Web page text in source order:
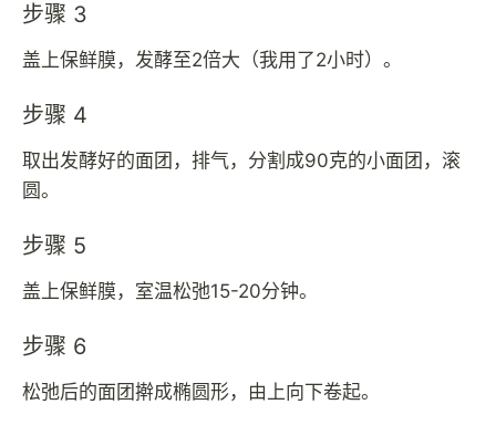
步骤 3
盖上保鲜膜，发酵至2倍大（我用了2小时）。
步骤 4
取出发酵好的面团，排气，分割成90克的小面团，滚
圆。
步骤 5
盖上保鲜膜，室温松弛15-20分钟。
步骤 6
松弛后的面团擀成椭圆形，由上向下卷起。